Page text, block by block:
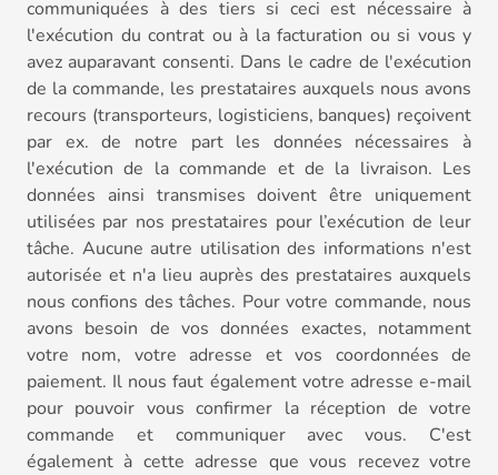
communiquées à des tiers si ceci est nécessaire à
l'exécution du contrat ou à la facturation ou si vous y
avez auparavant consenti. Dans le cadre de l'exécution
de la commande, les prestataires auxquels nous avons
recours (transporteurs, logisticiens, banques) reçoivent
par ex. de notre part les données nécessaires à
l'exécution de la commande et de la livraison. Les
données ainsi transmises doivent être uniquement
utilisées par nos prestataires pour l’exécution de leur
tâche. Aucune autre utilisation des informations n'est
autorisée et n'a lieu auprès des prestataires auxquels
nous confions des tâches. Pour votre commande, nous
avons besoin de vos données exactes, notamment
votre nom, votre adresse et vos coordonnées de
paiement. Il nous faut également votre adresse e-mail
pour pouvoir vous confirmer la réception de votre
commande et communiquer avec vous. C'est
également à cette adresse que vous recevez votre